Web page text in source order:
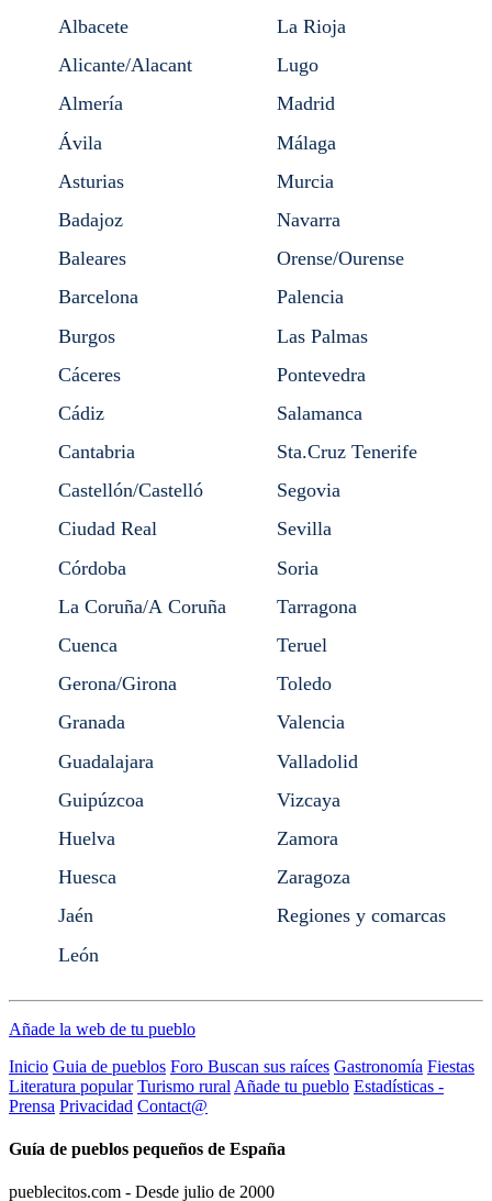
Albacete
Alicante/Alacant
Almería
Ávila
Asturias
Badajoz
Baleares
Barcelona
Burgos
Cáceres
Cádiz
Cantabria
Castellón/Castelló
Ciudad Real
Córdoba
La Coruña/A Coruña
Cuenca
Gerona/Girona
Granada
Guadalajara
Guipúzcoa
Huelva
Huesca
Jaén
León
La Rioja
Lugo
Madrid
Málaga
Murcia
Navarra
Orense/Ourense
Palencia
Las Palmas
Pontevedra
Salamanca
Sta.Cruz Tenerife
Segovia
Sevilla
Soria
Tarragona
Teruel
Toledo
Valencia
Valladolid
Vizcaya
Zamora
Zaragoza
Regiones y comarcas
Añade la web de tu pueblo
Inicio Guia de pueblos Foro Buscan sus raíces Gastronomía Fiestas
Literatura popular Turismo rural Añade tu pueblo Estadísticas -
Prensa Privacidad Contact@
Guía de pueblos pequeños de España
pueblecitos.com - Desde julio de 2000